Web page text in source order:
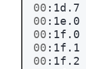
00 :1d.7
00 :1e.0
00 :1f.0
00 :1f.1
00 :1f.2